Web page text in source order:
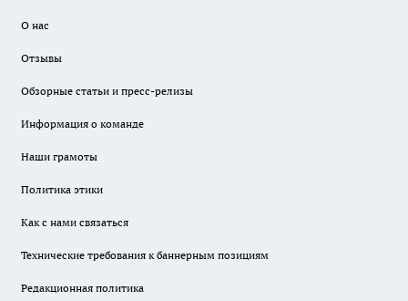
О нас
Отзывы
Обзорные статьи и пресс-релизы
Информация о команде
Наши грамоты
Политика этики
Как с нами связаться
Технические требования к баннерным позициям
Редакционная политика